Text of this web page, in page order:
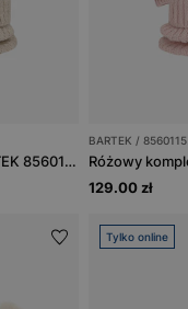
Zimowy zestaw BARTEK 85601-14 - czapka z pomponem + komin + rękawiczki
BARTEK / 8560115
129.00 zł
Tylko online